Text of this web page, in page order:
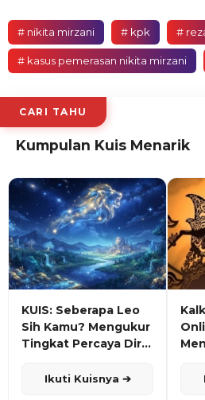
# nikita mirzani # kpk #
# kasus pemerasan nikita mirzani
CARI TAHU
Kumpulan Kuis Menarik
KUIS: Seberapa Leo
Sih Kamu? Mengukur
Tingkat Percaya Diri
Ikuti Kuisnya ➔